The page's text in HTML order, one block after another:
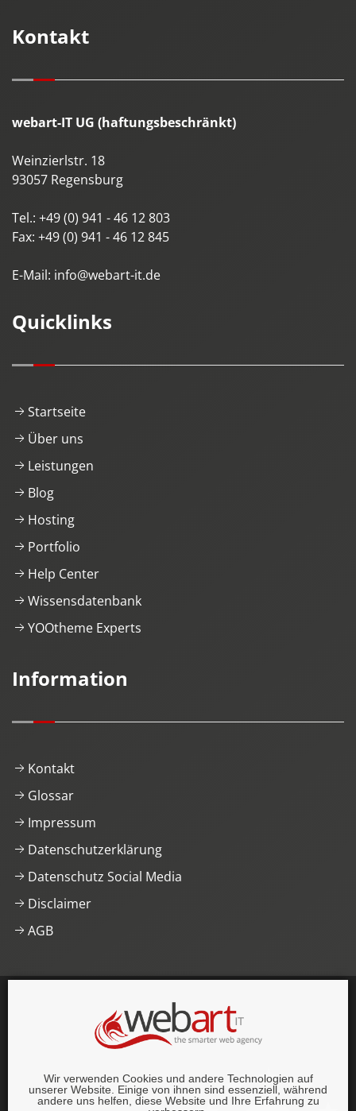
Wir verwenden Cookies und andere Technologien auf
unserer Website. Einige von ihnen sind essenziell, während
andere uns helfen, diese Website und Ihre Erfahrung zu
Kontakt
webart-IT UG (haftungsbeschränkt)
Weinzierlstr. 18
93057 Regensburg
Tel.: +49 (0) 941 - 46 12 803
Fax: +49 (0) 941 - 46 12 845
E-Mail: info@webart-it.de
Quicklinks
Startseite
Über uns
Leistungen
Blog
Hosting
Portfolio
Help Center
Wissensdatenbank
YOOtheme Experts
Information
Kontakt
Glossar
Impressum
Datenschutzerklärung
Datenschutz Social Media
Disclaimer
AGB
This website was proudly built with , lots of
CSS3.
Alle Rechte vorbehalten.